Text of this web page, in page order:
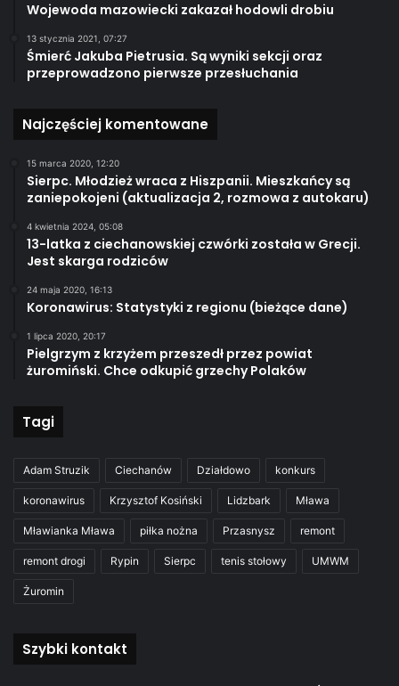
Wojewoda mazowiecki zakazał hodowli drobiu
13 stycznia 2021, 07:27
Śmierć Jakuba Pietrusia. Są wyniki sekcji oraz
przeprowadzono pierwsze przesłuchania
Najczęściej komentowane
15 marca 2020, 12:20
Sierpc. Młodzież wraca z Hiszpanii. Mieszkańcy są
zaniepokojeni (aktualizacja 2, rozmowa z autokaru)
4 kwietnia 2024, 05:08
13-latka z ciechanowskiej czwórki została w Grecji.
Jest skarga rodziców
24 maja 2020, 16:13
Koronawirus: Statystyki z regionu (bieżące dane)
1 lipca 2020, 20:17
Pielgrzym z krzyżem przeszedł przez powiat
żuromiński. Chce odkupić grzechy Polaków
Tagi
Adam Struzik Ciechanów Działdowo konkurs
koronawirus Krzysztof Kosiński Lidzbark Mława
Mławianka Mława piłka nożna Przasnysz remont
remont drogi Rypin Sierpc tenis stołowy UMWM
Żuromin
Szybki kontakt